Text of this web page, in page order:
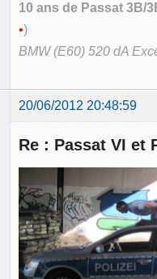
10 ans de Passat 3B/
•)
BMW (E60) 520 dA
20/06/2012 20:48:59
Re : Passat VI et